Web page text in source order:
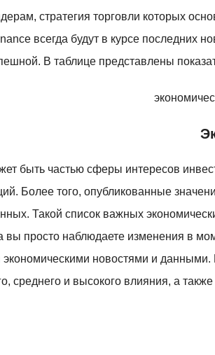
стратегия торговли которых
всегда будут в курсе последних
В таблице представлены
быть частью сферы интересов
Более того, опубликованные
Такой список важных
вы просто наблюдаете изменения в
экономическими новостями и
среднего и высокого влияния, а